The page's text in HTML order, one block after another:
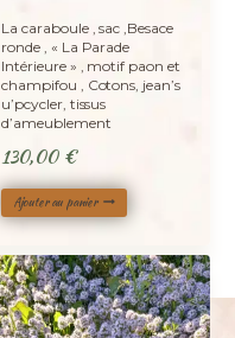
La caraboule , sac ,Besace
ronde , « La Parade
Intérieure » , motif paon et
champifou , Cotons, jean’s
u’pcycler, tissus
d’ameublement
130,00 €
Ajouter au panier